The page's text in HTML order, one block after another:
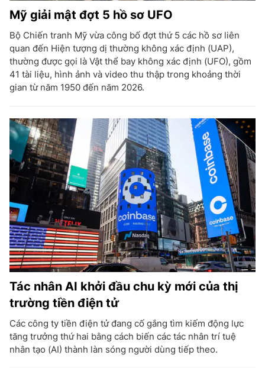
Mỹ giải mật đợt 5 hồ sơ UFO
Bộ Chiến tranh Mỹ vừa công bố đợt thứ 5 các hồ sơ liên
quan đến Hiện tượng dị thường không xác định (UAP),
thường được gọi là Vật thể bay không xác định (UFO), gồm
41 tài liệu, hình ảnh và video thu thập trong khoảng thời
gian từ năm 1950 đến năm 2026.
Tác nhân AI khởi đầu chu kỳ mới của thị
trường tiền điện tử
Các công ty tiền điện tử đang cố gắng tìm kiếm động lực
tăng trưởng thứ hai bằng cách biến các tác nhân trí tuệ
nhân tạo (AI) thành làn sóng người dùng tiếp theo.